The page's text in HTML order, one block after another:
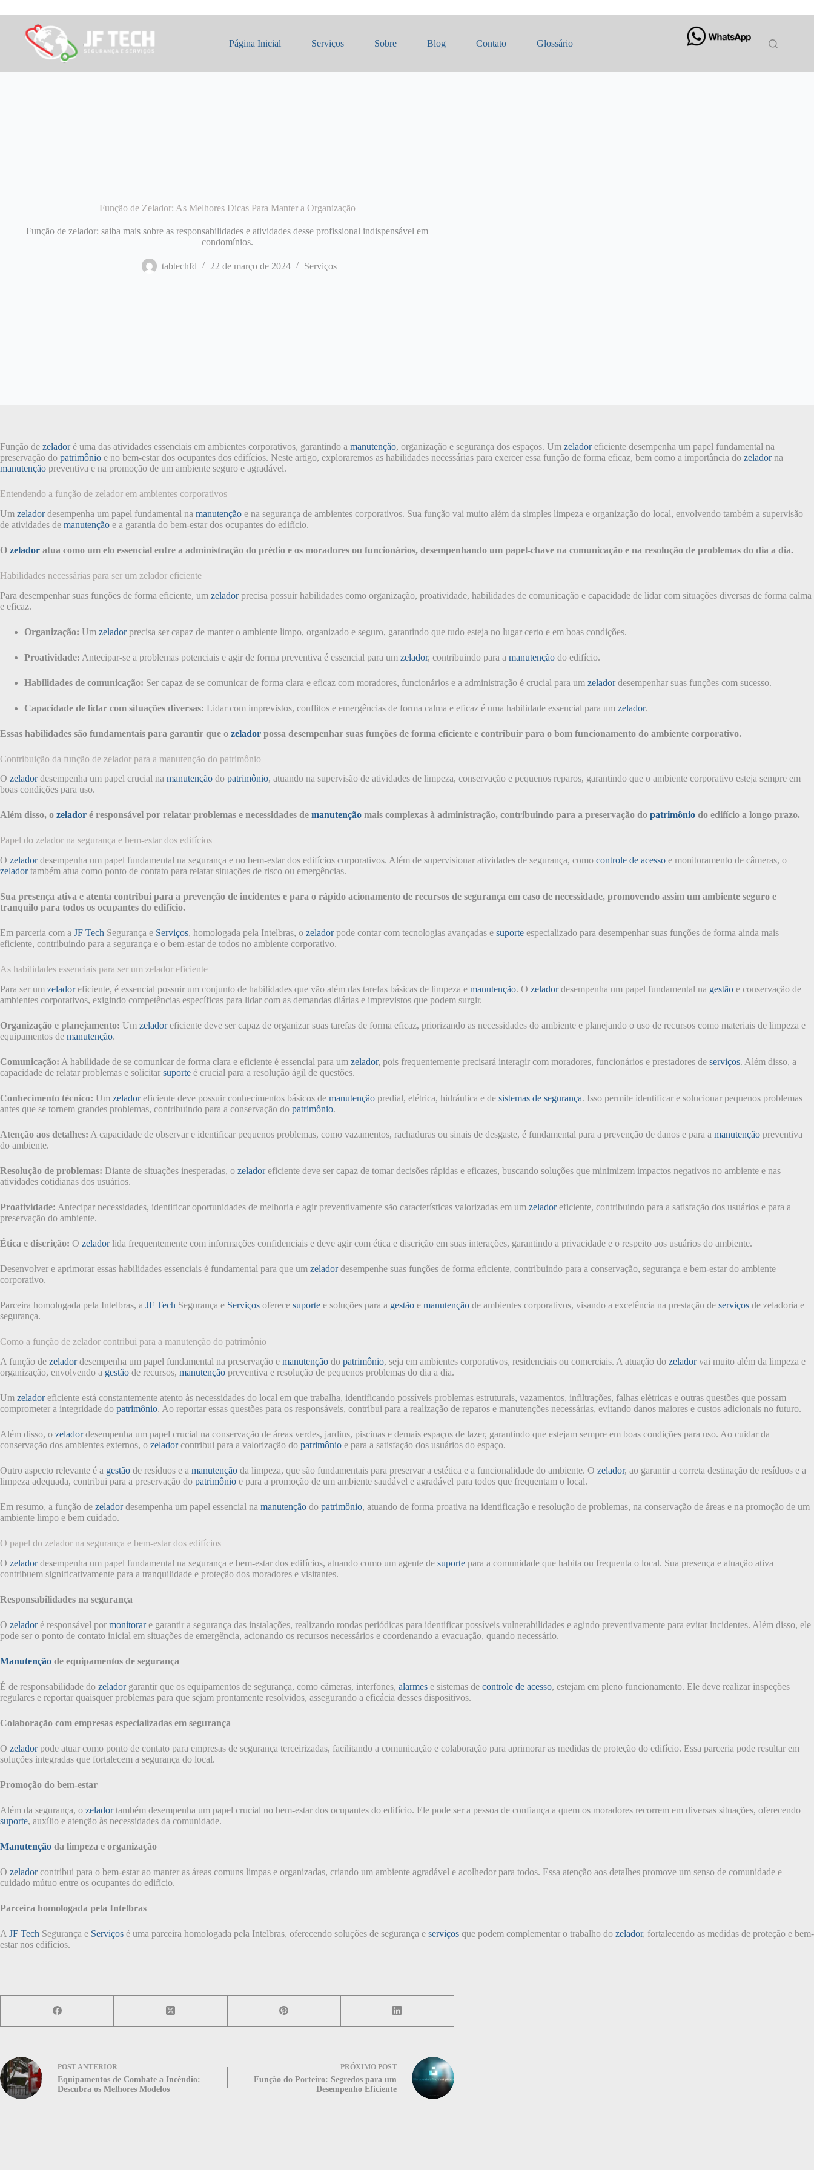
para
conteúdo
Página Inicial Serviços Sobre Blog Contato Glossário
Função de Zelador: As Melhores Dicas Para Manter a Organização
Função de zelador: saiba mais sobre as responsabilidades e atividades desse profissional indispensável em
condomínios.
tabtechfd 22 de março de 2024 Serviços
Função de zeladoré uma das atividades essenciais em ambientes corporativos, garantindo a manutenção, organização e segurança dos espaços. Um zeladoreficiente desempenha um papel fundamental na
preservação do patrimônio e no bem-estar dos ocupantes dos edifícios. Neste artigo, exploraremos as habilidades necessárias para exercer essa função de forma eficaz, bem como a importância do zeladorna
manutenção preventiva e na promoção de um ambiente seguro e agradável.
Entendendo a função de zelador em ambientes corporativos
Um zeladordesempenha um papel fundamental na manutenção e na segurança de ambientes corporativos. Sua função vai muito além da simples limpeza e organização do local, envolvendo também a supervisão
de atividades de manutenção e a garantia do bem-estar dos ocupantes do edifício.
O zelador atua como um elo essencial entre a administração do prédio e os moradores ou funcionários, desempenhando um papel-chave na comunicação e na resolução de problemas do dia a dia.
Habilidades necessárias para ser um zelador eficiente
Para desempenhar suas funções de forma eficiente, um zeladorprecisa possuir habilidades como organização, proatividade, habilidades de comunicação e capacidade de lidar com situações diversas de forma calma
e eficaz.
Organização: Um zeladorprecisa ser capaz de manter o ambiente limpo, organizado e seguro, garantindo que tudo esteja no lugar certo e em boas condições.
Proatividade: Antecipar-se a problemas potenciais e agir de forma preventiva é essencial para um zelador, contribuindo para a manutenção do edifício.
Habilidades de comunicação: Ser capaz de se comunicar de forma clara e eficaz com moradores, funcionários e a administração é crucial para um zeladordesempenhar suas funções com sucesso.
Capacidade de lidar com situações diversas: Lidar com imprevistos, conflitos e emergências de forma calma e eficaz é uma habilidade essencial para um zelador.
Essas habilidades são fundamentais para garantir que o zelador possa desempenhar suas funções de forma eficiente e contribuir para o bom funcionamento do ambiente corporativo.
Contribuição da função de zelador para a manutenção do patrimônio
O zeladordesempenha um papel crucial na manutenção do patrimônio, atuando na supervisão de atividades de limpeza, conservação e pequenos reparos, garantindo que o ambiente corporativo esteja sempre em
boas condições para uso.
Além disso, o zelador é responsável por relatar problemas e necessidades de manutenção mais complexas à administração, contribuindo para a preservação do patrimônio do edifício a longo prazo.
Papel do zelador na segurança e bem-estar dos edifícios
O zeladordesempenha um papel fundamental na segurança e no bem-estar dos edifícios corporativos. Além de supervisionar atividades de segurança, como controle de acesso e monitoramento de câmeras, o
zeladortambém atua como ponto de contato para relatar situações de risco ou emergências.
Sua presença ativa e atenta contribui para a prevenção de incidentes e para o rápido acionamento de recursos de segurança em caso de necessidade, promovendo assim um ambiente seguro e
tranquilo para todos os ocupantes do edifício.
Em parceria com a JF Tech Segurança e Serviços, homologada pela Intelbras, o zeladorpode contar com tecnologias avançadas e suporte especializado para desempenhar suas funções de forma ainda mais
eficiente, contribuindo para a segurança e o bem-estar de todos no ambiente corporativo.
As habilidades essenciais para ser um zelador eficiente
Para ser um zeladoreficiente, é essencial possuir um conjunto de habilidades que vão além das tarefas básicas de limpeza e manutenção. O zeladordesempenha um papel fundamental na gestão e conservação de
ambientes corporativos, exigindo competências específicas para lidar com as demandas diárias e imprevistos que podem surgir.
Organização e planejamento: Um zeladoreficiente deve ser capaz de organizar suas tarefas de forma eficaz, priorizando as necessidades do ambiente e planejando o uso de recursos como materiais de limpeza e
equipamentos de manutenção.
Comunicação: A habilidade de se comunicar de forma clara e eficiente é essencial para um zelador, pois frequentemente precisará interagir com moradores, funcionários e prestadores de serviços. Além disso, a
capacidade de relatar problemas e solicitar suporte é crucial para a resolução ágil de questões.
Conhecimento técnico: Um zeladoreficiente deve possuir conhecimentos básicos de manutenção predial, elétrica, hidráulica e de sistemas de segurança. Isso permite identificar e solucionar pequenos problemas
antes que se tornem grandes problemas, contribuindo para a conservação do patrimônio.
Atenção aos detalhes: A capacidade de observar e identificar pequenos problemas, como vazamentos, rachaduras ou sinais de desgaste, é fundamental para a prevenção de danos e para a manutenção preventiva
do ambiente.
Resolução de problemas: Diante de situações inesperadas, o zeladoreficiente deve ser capaz de tomar decisões rápidas e eficazes, buscando soluções que minimizem impactos negativos no ambiente e nas
atividades cotidianas dos usuários.
Proatividade: Antecipar necessidades, identificar oportunidades de melhoria e agir preventivamente são características valorizadas em um zeladoreficiente, contribuindo para a satisfação dos usuários e para a
preservação do ambiente.
Ética e discrição: O zeladorlida frequentemente com informações confidenciais e deve agir com ética e discrição em suas interações, garantindo a privacidade e o respeito aos usuários do ambiente.
Desenvolver e aprimorar essas habilidades essenciais é fundamental para que um zeladordesempenhe suas funções de forma eficiente, contribuindo para a conservação, segurança e bem-estar do ambiente
corporativo.
Parceira homologada pela Intelbras, a JF Tech Segurança e Serviços oferece suporte e soluções para a gestão e manutenção de ambientes corporativos, visando a excelência na prestação de serviços de zeladoria e
segurança.
Como a função de zelador contribui para a manutenção do patrimônio
A função de zeladordesempenha um papel fundamental na preservação e manutenção do patrimônio, seja em ambientes corporativos, residenciais ou comerciais. A atuação do zeladorvai muito além da limpeza e
organização, envolvendo a gestão de recursos, manutenção preventiva e resolução de pequenos problemas do dia a dia.
Um zeladoreficiente está constantemente atento às necessidades do local em que trabalha, identificando possíveis problemas estruturais, vazamentos, infiltrações, falhas elétricas e outras questões que possam
comprometer a integridade do patrimônio. Ao reportar essas questões para os responsáveis, contribui para a realização de reparos e manutenções necessárias, evitando danos maiores e custos adicionais no futuro.
Além disso, o zeladordesempenha um papel crucial na conservação de áreas verdes, jardins, piscinas e demais espaços de lazer, garantindo que estejam sempre em boas condições para uso. Ao cuidar da
conservação dos ambientes externos, o zeladorcontribui para a valorização do patrimônio e para a satisfação dos usuários do espaço.
Outro aspecto relevante é a gestão de resíduos e a manutenção da limpeza, que são fundamentais para preservar a estética e a funcionalidade do ambiente. O zelador, ao garantir a correta destinação de resíduos e a
limpeza adequada, contribui para a preservação do patrimônio e para a promoção de um ambiente saudável e agradável para todos que frequentam o local.
Em resumo, a função de zeladordesempenha um papel essencial na manutenção do patrimônio, atuando de forma proativa na identificação e resolução de problemas, na conservação de áreas e na promoção de um
ambiente limpo e bem cuidado.
O papel do zelador na segurança e bem-estar dos edifícios
O zeladordesempenha um papel fundamental na segurança e bem-estar dos edifícios, atuando como um agente de suporte para a comunidade que habita ou frequenta o local. Sua presença e atuação ativa
contribuem significativamente para a tranquilidade e proteção dos moradores e visitantes.
Responsabilidades na segurança
O zeladoré responsável por monitorare garantir a segurança das instalações, realizando rondas periódicas para identificar possíveis vulnerabilidades e agindo preventivamente para evitar incidentes. Além disso, ele
pode ser o ponto de contato inicial em situações de emergência, acionando os recursos necessários e coordenando a evacuação, quando necessário.
Manutenção de equipamentos de segurança
É de responsabilidade do zeladorgarantir que os equipamentos de segurança, como câmeras, interfones, alarmes e sistemas de controle de acesso, estejam em pleno funcionamento. Ele deve realizar inspeções
regulares e reportar quaisquer problemas para que sejam prontamente resolvidos, assegurando a eficácia desses dispositivos.
Colaboração com empresas especializadas em segurança
O zeladorpode atuar como ponto de contato para empresas de segurança terceirizadas, facilitando a comunicação e colaboração para aprimorar as medidas de proteção do edifício. Essa parceria pode resultar em
soluções integradas que fortalecem a segurança do local.
Promoção do bem-estar
Além da segurança, o zeladortambém desempenha um papel crucial no bem-estar dos ocupantes do edifício. Ele pode ser a pessoa de confiança a quem os moradores recorrem em diversas situações, oferecendo
suporte, auxílio e atenção às necessidades da comunidade.
Manutenção da limpeza e organização
O zeladorcontribui para o bem-estar ao manter as áreas comuns limpas e organizadas, criando um ambiente agradável e acolhedor para todos. Essa atenção aos detalhes promove um senso de comunidade e
cuidado mútuo entre os ocupantes do edifício.
Parceira homologada pela Intelbras
A JF Tech Segurança e Serviços é uma parceira homologada pela Intelbras, oferecendo soluções de segurança e serviços que podem complementar o trabalho do zelador, fortalecendo as medidas de proteção e bem-
estar nos edifícios.
POSTANTERIOR
Equipamentos de Combate a Incêndio:
Descubra os Melhores Modelos
PRÓXIMO POST
Função do Porteiro: Segredos para um
Desempenho Eficiente